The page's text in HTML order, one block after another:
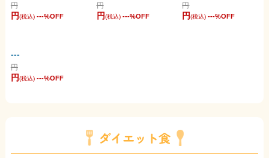
円
円(税込) ---%OFF
円
円(税込) ---%OFF
円
円(税込) ---%OFF
---
円
円(税込) ---%OFF
ダイエット食